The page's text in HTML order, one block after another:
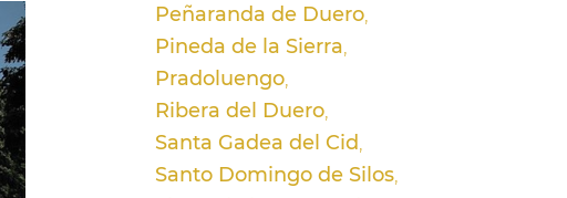
Peñaranda de Duero
Pineda de la Sierra
Pradoluengo
Ribera del Duero
Santa Gadea del Cid
Santo Domingo de Silos